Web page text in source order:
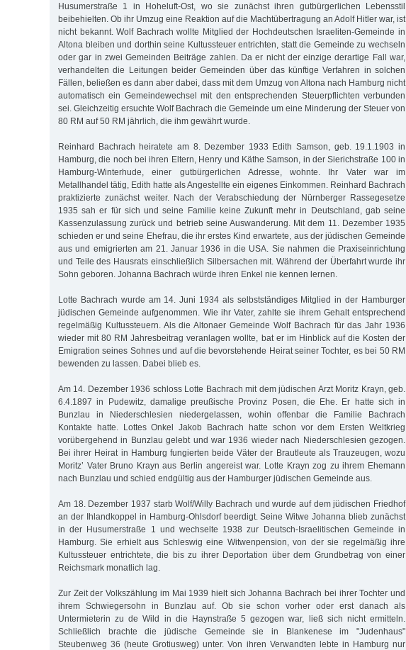
Husumerstraße 1 in Hoheluft-Ost, wo sie zunächst ihren gutbürgerlichen Lebensstil
beibehielten. Ob ihr Umzug eine Reaktion auf die Machtübertragung an Adolf Hitler war, ist
nicht bekannt. Wolf Bachrach wollte Mitglied der Hochdeutschen Israeliten-Gemeinde in
Altona bleiben und dorthin seine Kultussteuer entrichten, statt die Gemeinde zu wechseln
oder gar in zwei Gemeinden Beiträge zahlen. Da er nicht der einzige derartige Fall war,
verhandelten die Leitungen beider Gemeinden über das künftige Verfahren in solchen
Fällen, beließen es dann aber dabei, dass mit dem Umzug von Altona nach Hamburg nicht
automatisch ein Gemeindewechsel mit den entsprechenden Steuerpflichten verbunden
sei. Gleichzeitig ersuchte Wolf Bachrach die Gemeinde um eine Minderung der Steuer von
80 RM auf 50 RM jährlich, die ihm gewährt wurde.
Reinhard Bachrach heiratete am 8. Dezember 1933 Edith Samson, geb. 19.1.1903 in
Hamburg, die noch bei ihren Eltern, Henry und Käthe Samson, in der Sierichstraße 100 in
Hamburg-Winterhude, einer gutbürgerlichen Adresse, wohnte. Ihr Vater war im
Metallhandel tätig, Edith hatte als Angestellte ein eigenes Einkommen. Reinhard Bachrach
praktizierte zunächst weiter. Nach der Verabschiedung der Nürnberger Rassegesetze
1935 sah er für sich und seine Familie keine Zukunft mehr in Deutschland, gab seine
Kassenzulassung zurück und betrieb seine Auswanderung. Mit dem 11. Dezember 1935
schieden er und seine Ehefrau, die ihr erstes Kind erwartete, aus der jüdischen Gemeinde
aus und emigrierten am 21. Januar 1936 in die USA. Sie nahmen die Praxiseinrichtung
und Teile des Hausrats einschließlich Silbersachen mit. Während der Überfahrt wurde ihr
Sohn geboren. Johanna Bachrach würde ihren Enkel nie kennen lernen.
Lotte Bachrach wurde am 14. Juni 1934 als selbstständiges Mitglied in der Hamburger
jüdischen Gemeinde aufgenommen. Wie ihr Vater, zahlte sie ihrem Gehalt entsprechend
regelmäßig Kultussteuern. Als die Altonaer Gemeinde Wolf Bachrach für das Jahr 1936
wieder mit 80 RM Jahresbeitrag veranlagen wollte, bat er im Hinblick auf die Kosten der
Emigration seines Sohnes und auf die bevorstehende Heirat seiner Tochter, es bei 50 RM
bewenden zu lassen. Dabei blieb es.
Am 14. Dezember 1936 schloss Lotte Bachrach mit dem jüdischen Arzt Moritz Krayn, geb.
6.4.1897 in Pudewitz, damalige preußische Provinz Posen, die Ehe. Er hatte sich in
Bunzlau in Niederschlesien niedergelassen, wohin offenbar die Familie Bachrach
Kontakte hatte. Lottes Onkel Jakob Bachrach hatte schon vor dem Ersten Weltkrieg
vorübergehend in Bunzlau gelebt und war 1936 wieder nach Niederschlesien gezogen.
Bei ihrer Heirat in Hamburg fungierten beide Väter der Brautleute als Trauzeugen, wozu
Moritz’ Vater Bruno Krayn aus Berlin angereist war. Lotte Krayn zog zu ihrem Ehemann
nach Bunzlau und schied endgültig aus der Hamburger jüdischen Gemeinde aus.
Am 18. Dezember 1937 starb Wolf/Willy Bachrach und wurde auf dem jüdischen Friedhof
an der Ihlandkoppel in Hamburg-Ohlsdorf beerdigt. Seine Witwe Johanna blieb zunächst
in der Husumerstraße 1 und wechselte 1938 zur Deutsch-Israelitischen Gemeinde in
Hamburg. Sie erhielt aus Schleswig eine Witwenpension, von der sie regelmäßig ihre
Kultussteuer entrichtete, die bis zu ihrer Deportation über dem Grundbetrag von einer
Reichsmark monatlich lag.
Zur Zeit der Volkszählung im Mai 1939 hielt sich Johanna Bachrach bei ihrer Tochter und
ihrem Schwiegersohn in Bunzlau auf. Ob sie schon vorher oder erst danach als
Untermieterin zu de Wild in die Haynstraße 5 gezogen war, ließ sich nicht ermitteln.
Schließlich brachte die jüdische Gemeinde sie in Blankenese im "Judenhaus"
Steubenweg 36 (heute Grotiusweg) unter. Von ihren Verwandten lebte in Hamburg nur